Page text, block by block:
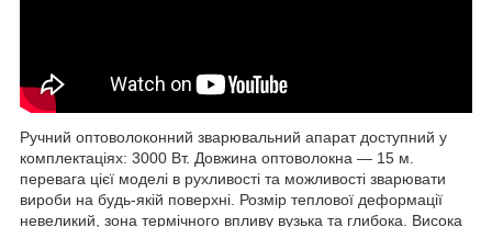
Ручний оптоволоконний зварювальний апарат доступний у
комплектаціях: 3000 Вт. Довжина оптоволокна — 15 м.
перевага цієї моделі в рухливості та можливості зварювати
вироби на будь-якій поверхні. Розмір теплової деформації
невеликий, зона термічного впливу вузька та глибока. Висока